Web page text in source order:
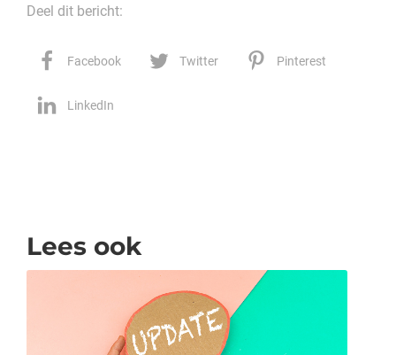
Deel dit bericht:
Facebook Twitter Pinterest
LinkedIn
Lees ook